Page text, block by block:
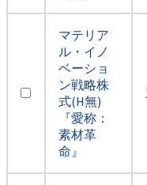
マテリア
ル・イノ
ベーショ
ン戦略株
式(H無)
『愛称：
素材革
命』